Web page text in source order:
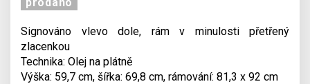
Signováno vlevo dole, rám v minulosti přetřený
zlacenkou
Technika: Olej na plátně
Výška: 59,7 cm, šířka: 69,8 cm, rámování: 81,3 x 92 cm